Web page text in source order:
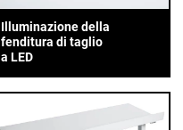
Illuminazione della
fenditura di taglio
a LED